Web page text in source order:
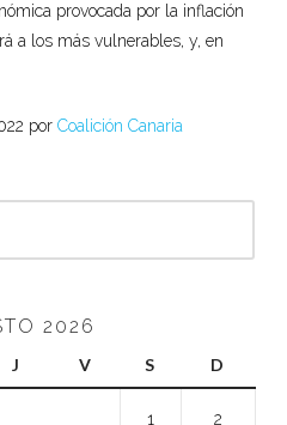
provocada por la inflación
a los más vulnerables, y, en
por Coalición Canaria
2026
J V S D
1 2